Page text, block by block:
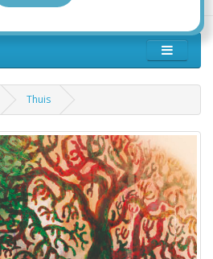
Thuis